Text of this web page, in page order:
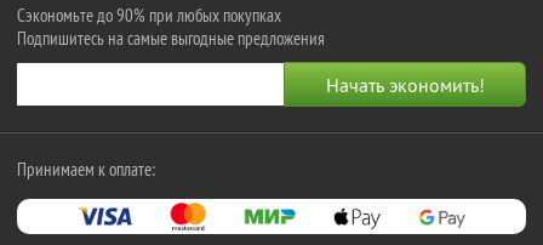
Сэкономьте до 90% при любых покупках
Подпишитесь на самые выгодные предложения
Принимаем к оплате: